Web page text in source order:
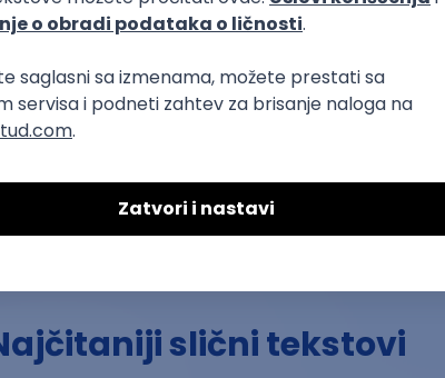
Kopiraj
Ostavi komentar
slični tekstovi